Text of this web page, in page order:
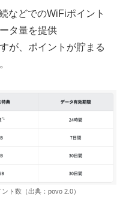
などでのWiFiポイント
タ量を提供
が、ポイントが貯まる
ト数（出典：povo 2.0）